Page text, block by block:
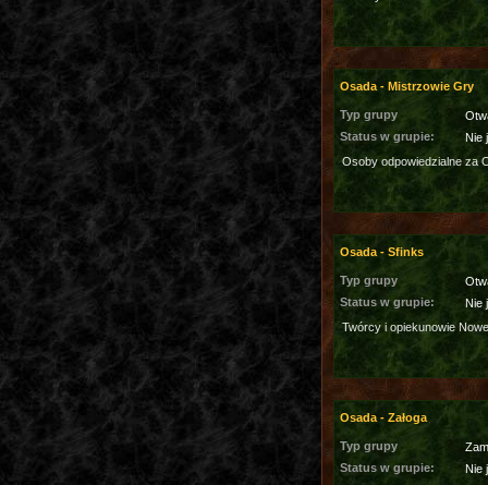
Osada - Mistrzowie Gry
Typ grupy
Status w grupie:
Nie
Osoby odpowiedzialne za
Osada - Sfinks
Typ grupy
Status w grupie:
Nie
Twórcy i opiekunowie
Osada - Załoga
Typ grupy
Status w grupie:
Nie